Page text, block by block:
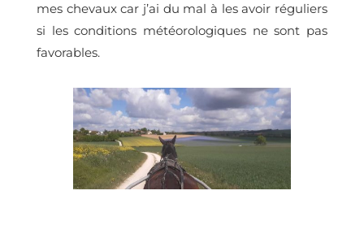
mes chevaux car j’ai du mal à les avoir réguliers
si les conditions météorologiques ne sont pas
favorables.